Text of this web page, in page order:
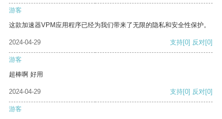
游客
这款加速器VPM应用程序已经为我们带来了无限的隐私和安全性保护。
2024-04-29 支持[0] 反对[0]
游客
超棒啊 好用
2024-04-29 支持[0] 反对[0]
游客